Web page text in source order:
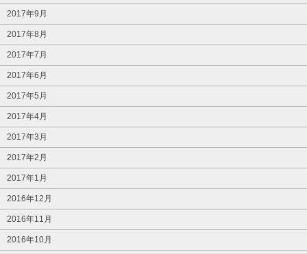
2017年9月
2017年8月
2017年7月
2017年6月
2017年5月
2017年4月
2017年3月
2017年2月
2017年1月
2016年12月
2016年11月
2016年10月